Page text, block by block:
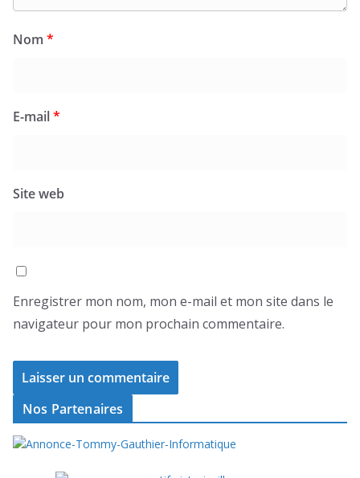
Nom *
E-mail*
Site web
Enregistrer mon nom, mon e-mail et mon site dans le
navigateur pour mon prochain commentaire.
Nos Partenaires